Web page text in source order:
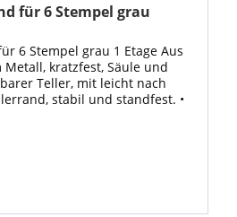
für 6 Stempel grau
6 Stempel grau 1 Etage Aus
kratzfest, Säule und
Teller, mit leicht nach
stabil und standfest. •